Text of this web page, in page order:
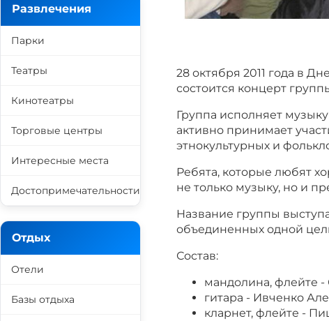
28 октября 2011 года в
состоится концерт
Группа исполняет
активно принимает
этнокультурных и
Ребята, которые любят
не только музыку, но и
Название группы
объединенных одной
Состав:
мандолина, флейте
гитара - Ивченко
кларнет, флейте -
Развлечения
Парки
Театры
Кинотеатры
Торговые центры
Интересные места
Достопримечательности
Отдых
Отели
Базы отдыха